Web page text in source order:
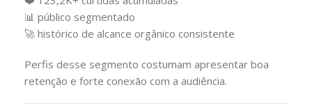
📊 público segmentado
🚀 histórico de alcance orgânico consistente
Perfis desse segmento costumam apresentar boa
retenção e forte conexão com a audiência.